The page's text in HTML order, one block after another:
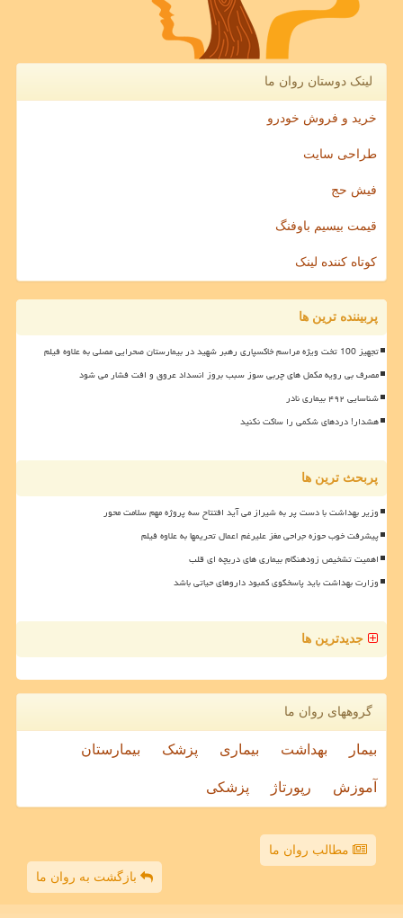
لینک دوستان روان ما
خرید و فروش خودرو
طراحی سایت
فیش حج
قیمت بیسیم باوفنگ
کوتاه کننده لینک
پربیننده ترین ها
تجهیز 100 تخت ویژه مراسم خاکسپاری رهبر شهید در بیمارستان صحرایی مصلی به علاوه فیلم
مصرف بی رویه مکمل های چربی سوز سبب بروز انسداد عروق و افت فشار می شود
شناسایی ۴۹۲ بیماری نادر
هشدار! دردهای شکمی را ساکت نکنید
پربحث ترین ها
وزیر بهداشت با دست پر به شیراز می آید افتتاح سه پروژه مهم سلامت محور
پیشرفت خوب حوزه جراحی مغز علیرغم اعمال تحریمها به علاوه فیلم
اهمیت تشخیص زودهنگام بیماری های دریچه ای قلب
وزارت بهداشت باید پاسخگوی کمبود داروهای حیاتی باشد
جدیدترین ها
گروههای روان ما
بیمار بهداشت بیماری پزشک بیمارستان
آموزش رپورتاژ پزشکی
مطالب روان ما
بازگشت به روان ما